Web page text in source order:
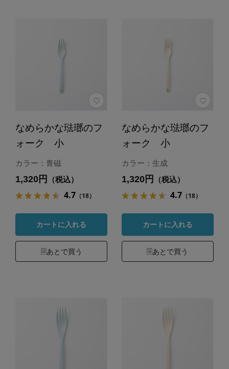
なめらかな琺瑯のフ
ォーク 小
カラー：青磁
1,320円 （税込）
4.7（18）
カートに入れる
あとで買う
なめらかな琺瑯のフ
ォーク 小
カラー：生成
1,320円 （税込）
4.7（18）
カートに入れる
あとで買う